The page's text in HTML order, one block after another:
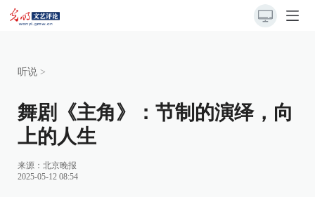
听说 >
舞剧《主角》：节制的演绎，向
上的人生
来源： 北京晚报
2025-05-12 08:54